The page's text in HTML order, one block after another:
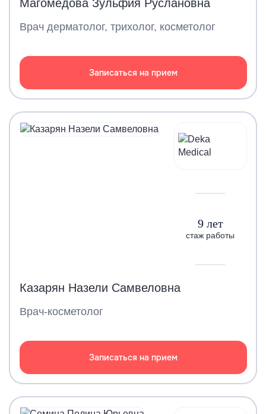
Магомедова Зульфия Руслановна
Врач дерматолог, трихолог, косметолог
Записаться на прием
9 лет
стаж работы
Казарян Назели Самвеловна
Врач-косметолог
Записаться на прием